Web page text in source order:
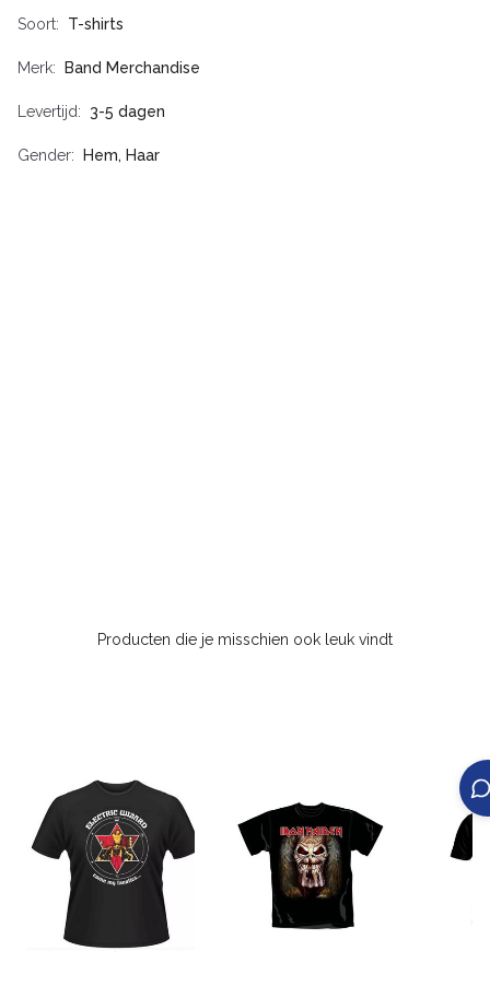
Soort T-shirts
Merk Band Merchandise
Levertijd 3-5 dagen
Gender Hem, Haar
Producten die je misschien ook leuk vindt